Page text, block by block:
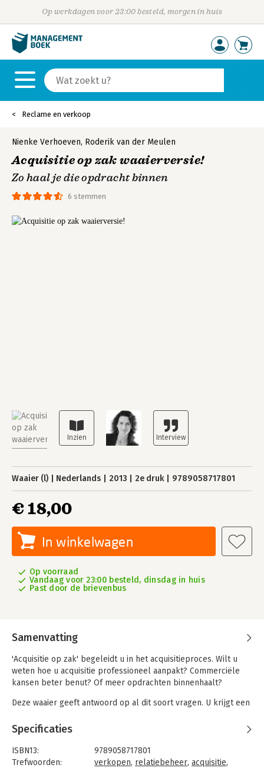
Op werkdagen voor 23:00 besteld, morgen in huis
Reclame en verkoop
6 stemmen
Nienke Verhoeven, Roderik van der Meulen
Acquisitie op zak waaierversie!
Zo haal je die opdracht binnen
Waaier (l) Nederlands 2013 2e druk 9789058717801
€ 18,00
In winkelwagen
Op voorraad
Vandaag voor 23:00 besteld, dinsdag in huis
Past door de brievenbus
Samenvatting
'Acquisitie op zak' begeleidt u in het acquisitieproces. Wilt u
weten hoe u acquisitie professioneel aanpakt? Commerciële
kansen beter benut? Of meer opdrachten binnenhaalt?
Deze waaier geeft antwoord op al dit soort vragen. U krijgt een
praktische tips waarmee u direct aan de slag kunt: kwalificeren
van kansen, Ansoff product-marktmatrix, voorbeelden van
pitches, een belscript voor telefonische enquête,
relatiemanagement, noem maar op.
Specificaties
ISBN13:
9789058717801
Trefwoorden:
verkopen, relatiebeheer, acquisitie,